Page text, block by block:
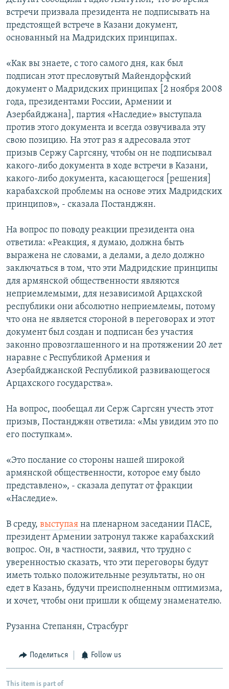
встречи призвала президента не подписывать на
предстоящей встрече в Казани документ,
основанный на Мадридских принципах.
«Как вы знаете, с того самого дня, как был
подписан этот пресловутый Майендорфский
документ о Мадридских принципах [2 ноября 2008
года, президентами России, Армении и
Азербайджана], партия «Наследие» выступала
против этого документа и всегда озвучивала эту
свою позицию. На этот раз я адресовала этот
призыв Сержу Саргсяну, чтобы он не подписывал
какого-либо документа в ходе встречи в Казани,
какого-либо документа, касающегося [решения]
карабахской проблемы на основе этих Мадридских
принципов», - сказала Постанджян.
На вопрос по поводу реакции президента она
ответила: «Реакция, я думаю, должна быть
выражена не словами, а делами, а дело должно
заключаться в том, что эти Мадридские принципы
для армянской общественности являются
неприемлемыми, для независимой Арцахской
республики они абсолютно неприемлемы, потому
что она не является стороной в переговорах и этот
документ был создан и подписан без участия
законно провозглашенного и на протяжении 20 лет
наравне с Республикой Армения и
Азербайджанской Республикой развивающегося
Арцахского государства».
На вопрос, пообещал ли Серж Саргсян учесть этот
призыв, Постанджян ответила: «Мы увидим это по
его поступкам».
«Это послание со стороны нашей широкой
армянской общественности, которое ему было
представлено», - сказала депутат от фракции
«Наследие».
В среду, выступая на пленарном заседании ПАСЕ,
президент Армении затронул также карабахский
вопрос. Он, в частности, заявил, что трудно с
уверенностью сказать, что эти переговоры будут
иметь только положительные результаты, но он
едет в Казань, будучи преисполненным оптимизма,
и хочет, чтобы они пришли к общему знаменателю.
Рузанна Степанян, Страсбург
Поделиться Follow us
This item is part of